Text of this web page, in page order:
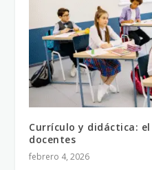
Currículo y didáctica:
docentes
febrero 4, 2026